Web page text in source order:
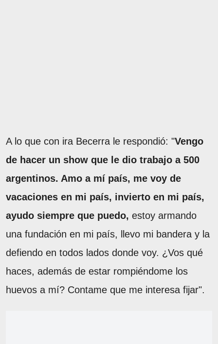
A lo que con ira Becerra le respondió: "Vengo
de hacer un show que le dio trabajo a 500
argentinos. Amo a mí país, me voy de
vacaciones en mi país, invierto en mi país,
ayudo siempre que puedo, estoy armando
una fundación en mi país, llevo mi bandera y la
defiendo en todos lados donde voy. ¿Vos qué
haces, además de estar rompiéndome los
huevos a mí? Contame que me interesa fijar".